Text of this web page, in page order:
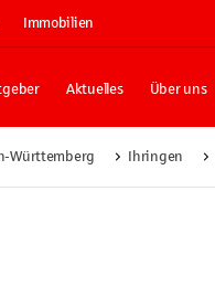
Immobilien
Aktuelles Über uns
Württemberg Ihringen